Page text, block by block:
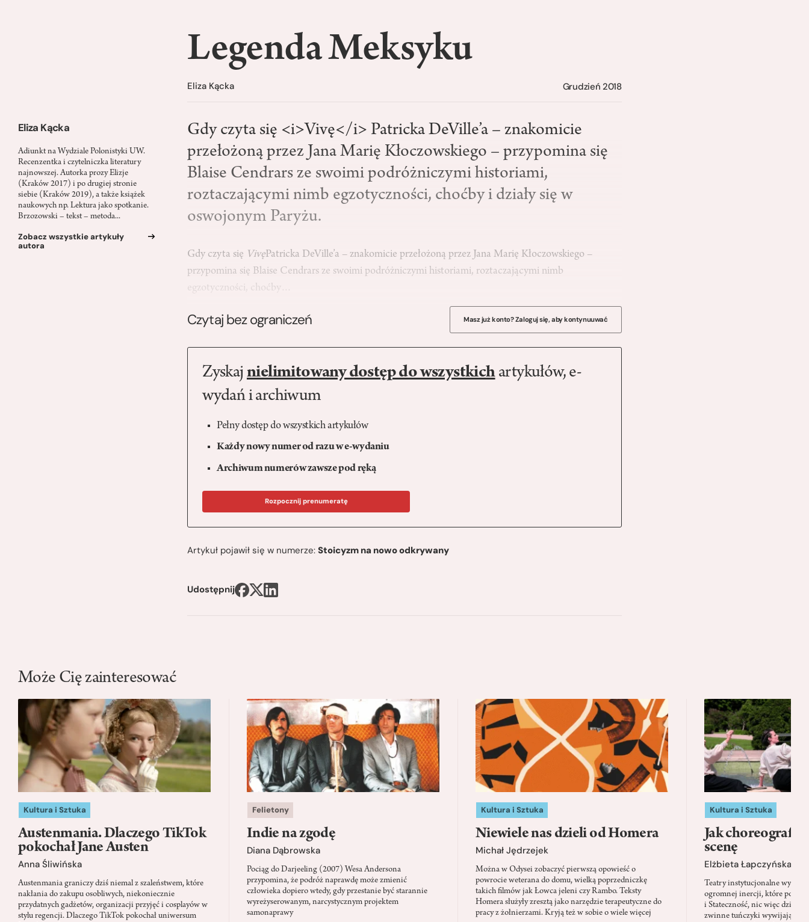
Eliza Kącka
Adiunkt na Wydziale Polonistyki UW.
Recenzentka i czytelniczka literatury
najnowszej. Autorka prozy Elizje
(Kraków 2017) i po drugiej stronie
siebie (Kraków 2019), a także książek
naukowych np. Lektura jako spotkanie.
Brzozowski – tekst – metoda...
Zobacz wszystkie artykuły
autora
Legenda Meksyku
Eliza Kącka Grudzień 2018
Gdy czyta się <i>Vivę</i> Patricka DeVille’a – znakomicie
przełożoną przez Jana Marię Kłoczowskiego – przypomina się
Blaise Cendrars ze swoimi podróżniczymi historiami,
roztaczającymi nimb egzotyczności, choćby i działy się w
oswojonym Paryżu.
Gdy czyta się VivęPatricka DeVille’a – znakomicie przełożoną przez Jana Marię Kłoczowskiego –
przypomina się Blaise Cendrars ze swoimi podróżniczymi historiami, roztaczającymi nimb
egzotyczności, choćby…
Czytaj bez ograniczeń Masz już konto? Zaloguj się, aby kontynuuwać
Zyskaj nielimitowany dostęp do wszystkichartykułów, e-
wydań i archiwum
Pełny dostęp do wszystkich artykułów
Każdy nowy numer od razu w e-wydaniu
Archiwum numerów zawsze pod ręką
Rozpocznij prenumeratę
Artykuł pojawił się w numerze:Stoicyzm na nowo odkrywany
Udostępnij
Może Cię zainteresować
Kultura i Sztuka
Austenmania. Dlaczego TikTok
pokochał Jane Austen
Anna Śliwińska
Austenmania graniczy dziś niemal z szaleństwem, które
nakłania do zakupu osobliwych, niekoniecznie
przydatnych gadżetów, organizacji przyjęć i cosplayów w
stylu regencji. Dlaczego TikTok pokochał uniwersum
Felietony
Indie na zgodę
Diana Dąbrowska
Pociąg do Darjeeling (2007) Wesa Andersona
przypomina, że podróż naprawdę może zmienić
człowieka dopiero wtedy, gdy przestanie być starannie
wyreżyserowanym, narcystycznym projektem
samonaprawy
Kultura i Sztuka
Niewiele nas dzieli od Homera
Michał Jędrzejek
Można w Odysei zobaczyć pierwszą opowieść o
powrocie weterana do domu, wielką poprzedniczkę
takich filmów jak Łowca jeleni czy Rambo. Teksty
Homera służyły zresztą jako narzędzie terapeutyczne do
pracy z żołnierzami. Kryją też w sobie o wiele więcej
Kultura i Sztuka
Jak
scenę
Elżbieta Łapczyńska
Teatry instytucjonalne
ogromnej inercji, które ponad
i Stateczność, nic więc
zwinne tuńczyki wywijają